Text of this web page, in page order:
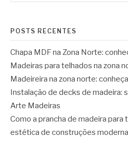
POSTS RECENTES
Chapa MDF na Zona Norte:
Madeiras para telhados na zona
Madeireira na zona norte:
Instalação de decks de madeira:
Arte Madeiras
Como a prancha de madeira para
estética de construções